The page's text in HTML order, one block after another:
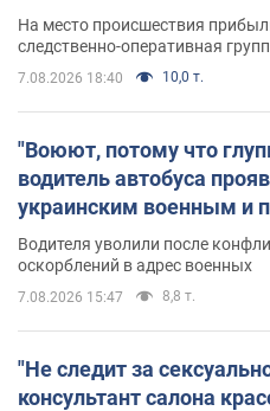
На место происшествия
следственно-оперативная
7.08.2026 18:40 10,0 т.
"Воюют, потому что
водитель автобуса
украинским военным и
Водителя уволили после
оскорблений в адрес военных
7.08.2026 15:47 8,8 т.
"Не следит за
консультант салона